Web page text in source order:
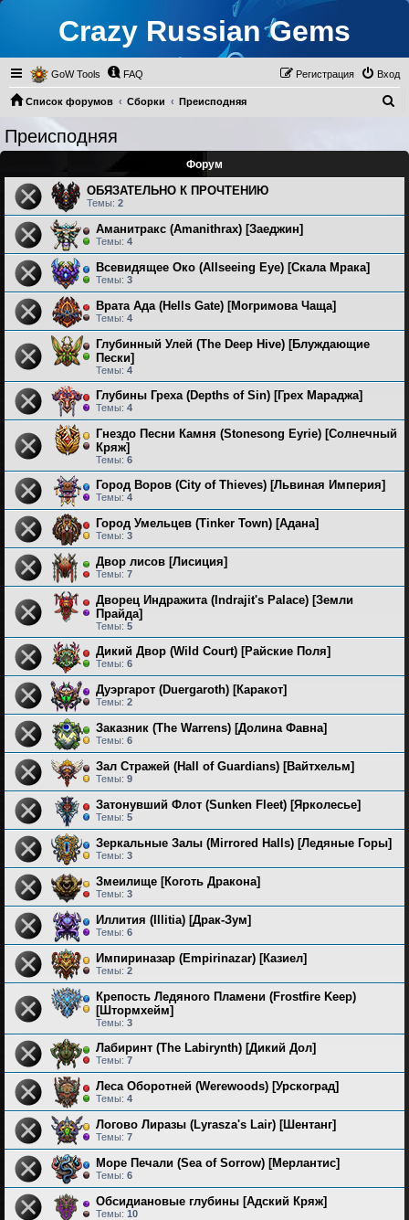
Crazy Russian Gems
GoW Tools FAQ Вход
Регистрация
Список форумов Сборки Преисподняя
Преисподняя
Форум
ОБЯЗАТЕЛЬНО К ПРОЧТЕНИЮ
Темы: 2
Аманитракс (Amanithrax) [Заеджин]
Темы: 4
Всевидящее Око (Allseeing Eye) [Скала Мрака]
Темы: 3
Врата Ада (Hells Gate) [Могримова Чаща]
Темы: 4
Глубинный Улей (The Deep Hive) [Блуждающие
Пески]
Темы: 4
Глубины Греха (Depths of Sin) [Грех Мараджа]
Темы: 4
Гнездо Песни Камня (Stonesong Eyrie) [Солнечный
Кряж]
Темы: 6
Город Воров (City of Thieves) [Львиная Империя]
Темы: 4
Город Умельцев (Tinker Town) [Адана]
Темы: 3
Двор лисов [Лисиция]
Темы: 7
Дворец Индражита (Indrajit's Palace) [Земли
Прайда]
Темы: 5
Дикий Двор (Wild Court) [Райские Поля]
Темы: 6
Дуэргарот (Duergaroth) [Каракот]
Темы: 2
Заказник (The Warrens) [Долина Фавна]
Темы: 6
Зал Стражей (Hall of Guardians) [Вайтхельм]
Темы: 9
Затонувший Флот (Sunken Fleet) [Ярколесье]
Темы: 5
Зеркальные Залы (Mirrored Halls) [Ледяные Горы]
Темы: 3
Змеилище [Коготь Дракона]
Темы: 3
Иллития (Illitia) [Драк-Зум]
Темы: 6
Импириназар (Empirinazar) [Казиел]
Темы: 2
Крепость Ледяного Пламени (Frostfire Keep)
[Штормхейм]
Темы: 3
Лабиринт (The Labirynth) [Дикий Дол]
Темы: 7
Леса Оборотней (Werewoods) [Урскоград]
Темы: 4
Логово Лиразы (Lyrasza's Lair) [Шентанг]
Темы: 7
Море Печали (Sea of Sorrow) [Мерлантис]
Темы: 6
Обсидиановые глубины [Адский Кряж]
Темы: 10